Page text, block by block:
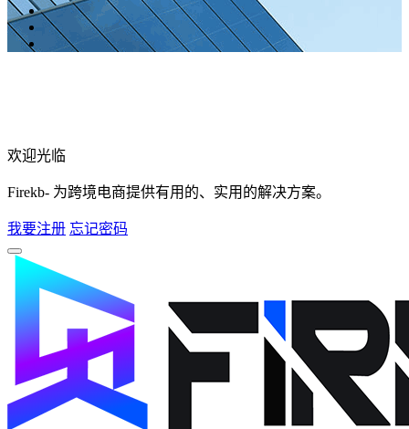
欢迎光临
Firekb- 为跨境电商提供有用的、实用的解决方案。
我要注册 忘记密码